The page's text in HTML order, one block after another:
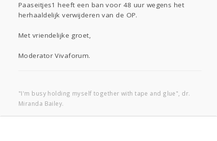
Paaseitjes1 heeft een ban voor 48 uur wegens het
herhaaldelijk verwijderen van de OP.
Met vriendelijke groet,
Moderator Vivaforum.
"I'm busy holding myself together with tape and glue", dr.
Miranda Bailey.